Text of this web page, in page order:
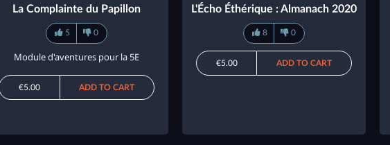
La Complainte du Papillon
5 0
Module d'aventures pour la 5E
€5.00 ADD TO CART
L'Écho Éthérique : Almanach 2020
8 0
€5.00 ADD TO CART